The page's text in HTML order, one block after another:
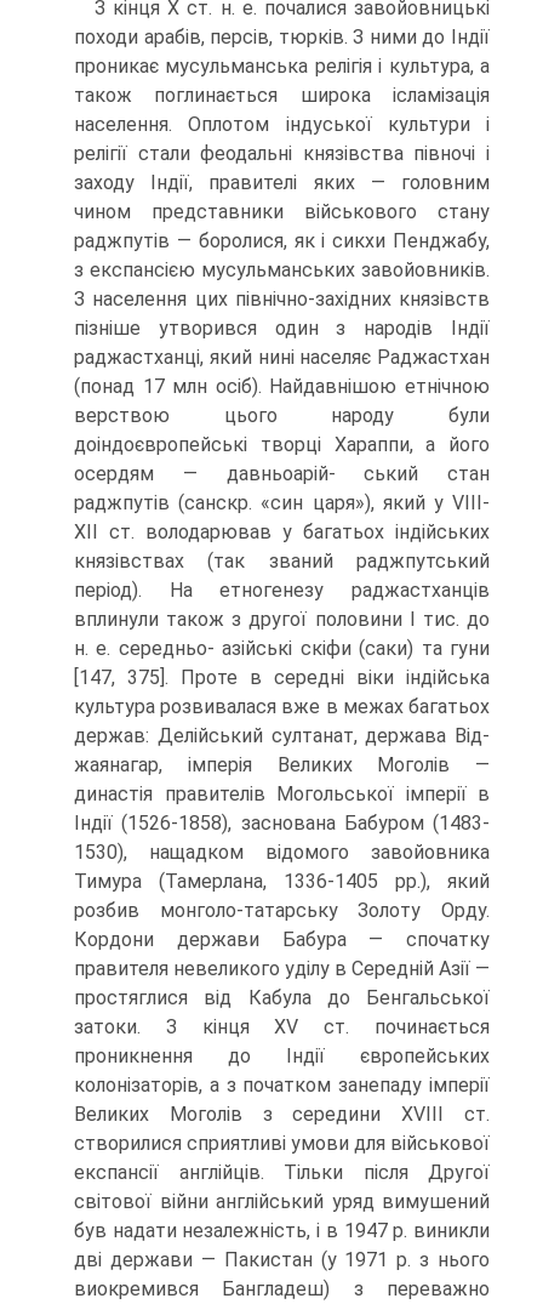
З кінця Х ст. н. е. почалися завойовницькі
походи арабів, персів, тюрків. З ними до Індії
проникає мусульманська релігія і культура, а
також поглинаєть­ся широка ісламізація
населення. Оплотом індуської культури і
релігії стали феодальні князівства півночі і
заходу Індії, правителі яких — головним
чином представники військового стану
раджпутів — боролися, як і сикхи Пенджабу,
з експансією мусульманських завойовників.
З населення цих північно-західних князівств
пізніше утворився один з народів Індії
раджастханці, який нині на­селяє Раджастхан
(понад 17 млн осіб). Найдавнішою етнічною
верствою цього народу були
доіндоєвропейські творці Хараппи, а його
осердям — давньоарій- ський стан
раджпутів (санскр. «син царя»), який у VIII-
XII ст. володарював у багатьох індійських
князівствах (так званий раджпутський
період). На етноге­незу раджастханців
вплинули також з другої половини I тис. до
н. е. середньо- азійські скіфи (саки) та гуни
[147, 375]. Проте в середні віки індійська
культура розвивалася вже в межах багатьох
держав: Делійський султанат, держава Від-
жаянагар, імперія Великих Моголів —
династія правителів Могольської імперії в
Індії (1526-1858), заснована Бабуром (1483-
1530), нащадком відомого завой­овника
Тимура (Тамерлана, 1336-1405 рр.), який
розбив монголо-татарську Зо­лоту Орду.
Кордони держави Бабура — спочатку
правителя невеликого уділу в Середній Азії —
простяглися від Кабула до Бенгальської
затоки. З кінця XV ст. починається
проникнення до Індії європейських
колонізаторів, а з початком занепаду імперії
Великих Моголів з середини XVIII ст.
створилися сприятливі умови для військової
експансії англійців. Тільки після Другої
світової війни ан­глійський уряд вимушений
був надати незалежність, і в 1947 р. виникли
дві дер­жави — Пакистан (у 1971 р. з нього
виокремився Бангладеш) з переважно